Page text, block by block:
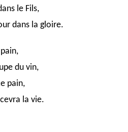
le Fils,
dans la gloire.
du vin,
pain,
la vie.